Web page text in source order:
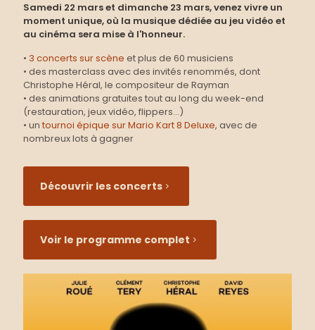
Samedi 22 mars et dimanche 23 mars, venez vivre un
moment unique, où la musique dédiée au jeu vidéo et
au cinéma sera mise à l'honneur.
• 3 concerts sur scène et plus de 60 musiciens
• des masterclass avec des invités renommés, dont
Christophe Héral, le compositeur de Rayman
• des animations gratuites tout au long du week-end
(restauration, jeux vidéo, flippers...)
• un tournoi épique sur Mario Kart 8 Deluxe, avec de
nombreux lots à gagner
Découvrir les concerts
Voir le programme complet